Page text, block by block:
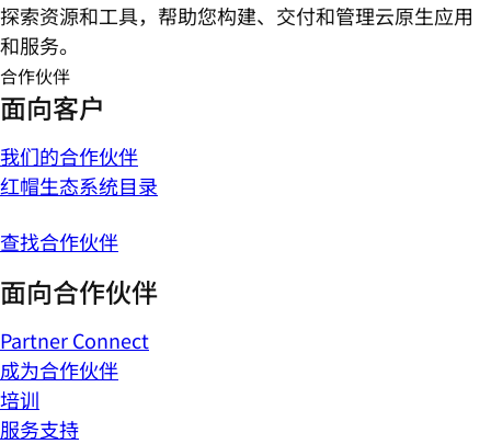
探索资源和工具，帮助您构建、交付和管理云原生应用
和服务。
合作伙伴
面向客户
我们的合作伙伴
红帽生态系统目录
查找合作伙伴
面向合作伙伴
Partner Connect
成为合作伙伴
培训
服务支持